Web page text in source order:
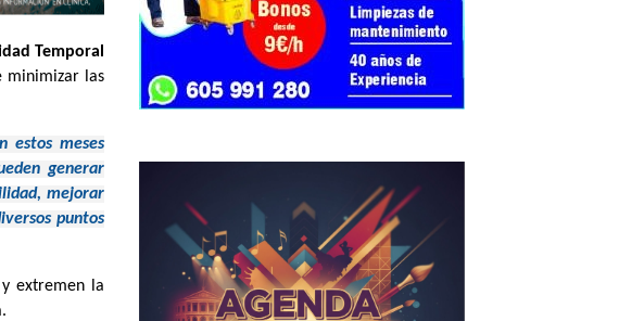
Temporal
minimizar las
estos meses
generar
mejorar
puntos
extremen la